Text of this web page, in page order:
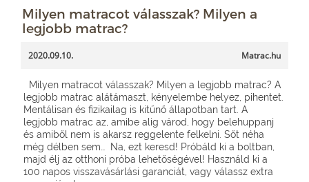
Milyen matracot válasszak? Milyen a
legjobb matrac?
2020.09.10. Matrac.hu
Milyen matracot válasszak? Milyen a legjobb matrac? A
legjobb matrac alátámaszt, kényelembe helyez, pihentet.
Mentálisan és fizikailag is kitűnő állapotban tart. A
legjobb matrac az, amibe alig várod, hogy belehuppanj
és amiből nem is akarsz reggelente felkelni. Sőt néha
még délben sem… Na, ezt keresd! Próbáld ki a boltban,
majd élj az otthoni próba lehetőségével! Használd ki a
100 napos visszavásárlási garanciát, vagy válassz extra